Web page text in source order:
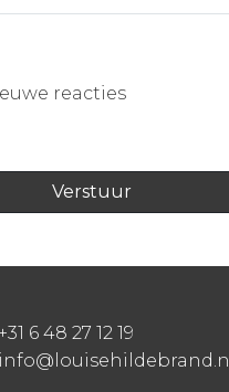
reacties
+31 6 48 27 12 19
info@louisehildebrand.nl